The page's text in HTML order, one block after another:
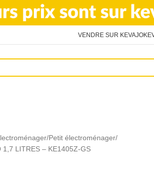
VENDRE SUR KEVAJO
Petit électroménager
1,7 LITRES – KE1405Z-GS